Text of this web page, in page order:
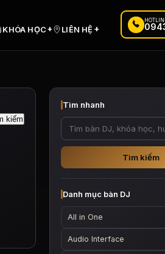
KHÓA HỌC+ LIÊN HỆ +
Tìm nhanh
Tìm kiếm
Danh mục bàn DJ
All in One
Audio Interface